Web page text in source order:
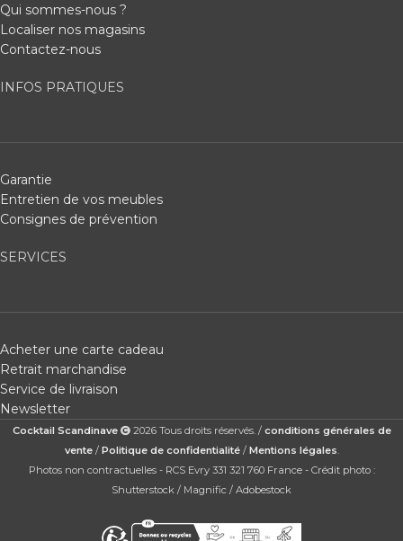
Qui sommes-nous ?
Localiser nos magasins
Contactez-nous
INFOS PRATIQUES
Garantie
Entretien de vos meubles
Consignes de prévention
SERVICES
Acheter une carte cadeau
Retrait marchandise
Service de livraison
Newsletter
Cocktail Scandinave 2026 Tous droits réservés. / conditions générales de
vente/ Politique de confidentialité/ Mentions légales
Photos non contractuelles - RCS Evry 331 321 760 France - Crédit photo :
Shutterstock / Magnific / Adobestock